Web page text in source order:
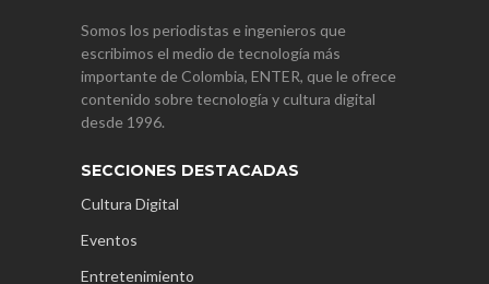
Somos los periodistas e ingenieros que
escribimos el medio de tecnología más
importante de Colombia, ENTER, que le ofrece
contenido sobre tecnología y cultura digital
desde 1996.
SECCIONES DESTACADAS
Cultura Digital
Eventos
Entretenimiento